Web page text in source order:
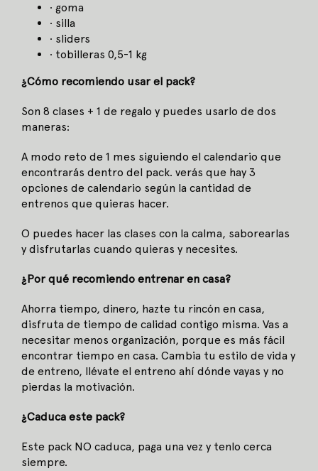
· goma
· silla
· sliders
· tobilleras 0,5-1 kg
¿Cómo recomiendo usar el pack?
Son 8 clases + 1 de regalo y puedes usarlo de dos
maneras:
A modo reto de 1 mes siguiendo el calendario que
encontrarás dentro del pack. verás que hay 3
opciones de calendario según la cantidad de
entrenos que quieras hacer.
O puedes hacer las clases con la calma, saborearlas
y disfrutarlas cuando quieras y necesites.
¿Por qué recomiendo entrenar en casa?
Ahorra tiempo, dinero, hazte tu rincón en casa,
disfruta de tiempo de calidad contigo misma. Vas a
necesitar menos organización, porque es más fácil
encontrar tiempo en casa. Cambia tu estilo de vida y
de entreno, llévate el entreno ahí dónde vayas y no
pierdas la motivación.
¿Caduca este pack?
Este pack NO caduca, paga una vez y tenlo cerca
siempre.